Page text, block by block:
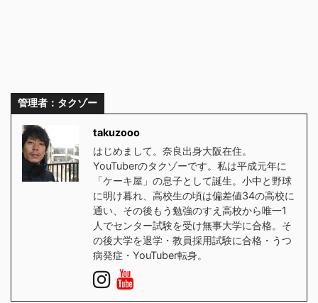
管理者：タクゾー
takuzooo
はじめまして。奈良出身大阪在住。
YouTuberのタクゾーです。私は平成元年に
「ケーキ屋」の息子として誕生。小中と野球
に明け暮れ、高校生の頃は偏差値34の高校に
通い、その後もう勉強のすえ高校から唯一1
人でセンター試験を受け無事大学に合格。そ
の後大学を退学・教員採用試験に合格・うつ
病発症・YouTuber転身。